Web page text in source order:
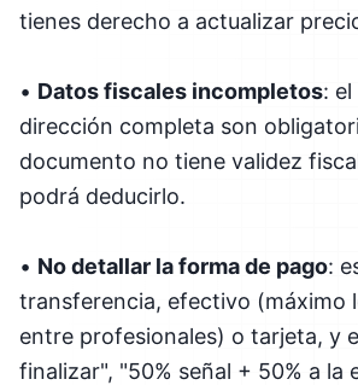
tienes derecho a actualizar
• Datos fiscales incompletos: el
dirección completa son
documento no tiene validez
podrá deducirlo.
• No detallar la forma de pago:
transferencia, efectivo (máximo
entre profesionales) o tarjeta, y
finalizar", "50% señal + 50% a la